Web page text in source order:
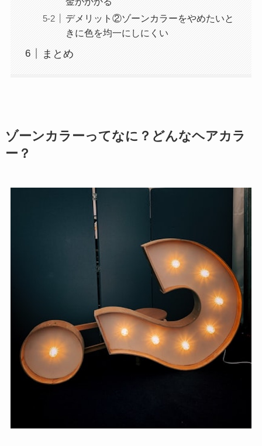
デメリット②ゾーンカラーをやめたいと
きに色を均一にしにくい
まとめ
ゾーンカラーってなに？どんなヘアカラ
ー？